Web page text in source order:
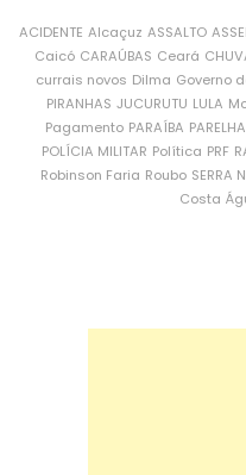
ACIDENTE Alcaçuz ASSALTO
Caicó CARAÚBAS Ceará
currais novos Dilma Governo
PIRANHAS JUCURUTU LULA
Pagamento PARAÍBA
POLÍCIA MILITAR Política PRF
Robinson Faria Roubo SERRA
Costa